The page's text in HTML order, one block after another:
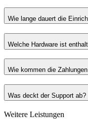
Wie lange dauert die
Welche Hardware ist
Wie kommen die
Was deckt der Support ab?
Weitere Leistungen